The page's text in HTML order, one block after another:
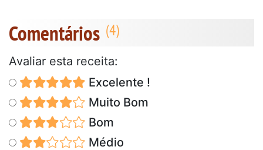
Comentários
Avaliar esta receita:
Excelente !
Muito Bom
Bom
Médio